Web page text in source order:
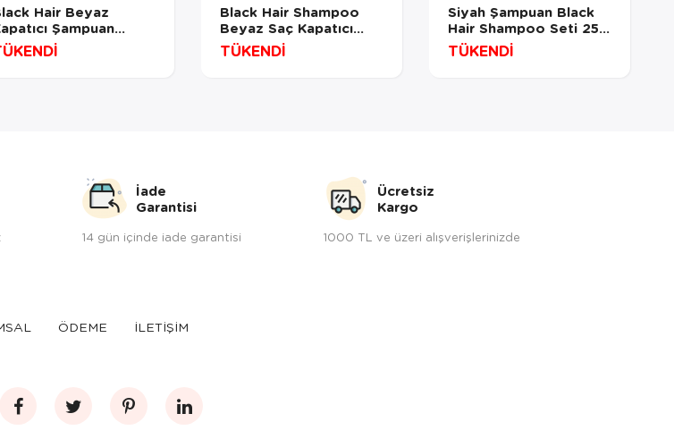
Hair Beyaz
Şampuan
Renk 25 ml -
Black Hair Shampoo
Beyaz Saç Kapatıcı
Siyah Boya
TÜKENDİ
Siyah Şampuan Black
Hair Shampoo Seti 25
Ml X 20 (2 Paket)
TÜKENDİ
İade
Garantisi
14 gün içinde iade garantisi
Ücretsiz
Kargo
1000 TL ve üzeri alışverişlerinizde
ÖDEME İLETİŞİM